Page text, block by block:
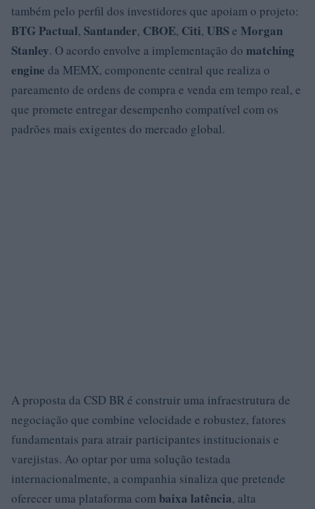
também pelo perfil dos investidores que apoiam o projeto:
BTG Pactual, Santander, CBOE, Citi, UBSe Morgan
Stanley. O acordo envolve a implementação do matching
engine da MEMX, componente central que realiza o
pareamento de ordens de compra e venda em tempo real, e
que promete entregar desempenho compatível com os
padrões mais exigentes do mercado global.
A proposta da CSD BR é construir uma infraestrutura de
negociação que combine velocidade e robustez, fatores
fundamentais para atrair participantes institucionais e
varejistas. Ao optar por uma solução testada
internacionalmente, a companhia sinaliza que pretende
oferecer uma plataforma combaixa latência, alta